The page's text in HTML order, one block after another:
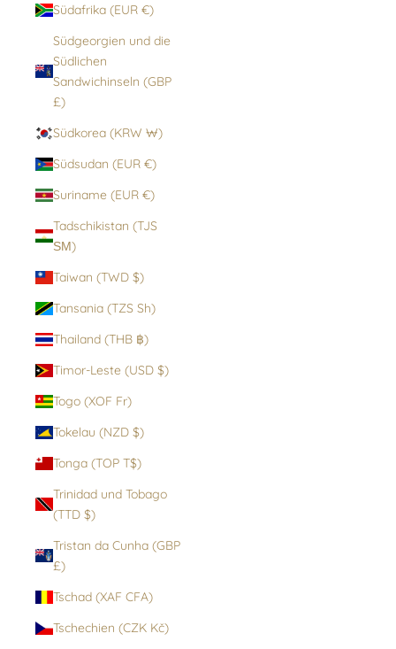
Südafrika (EUR €)
Südgeorgien und die
Südlichen
Sandwichinseln (GBP
£)
Südkorea (KRW ₩)
Südsudan (EUR €)
Suriname (EUR €)
Tadschikistan (TJS
ЅМ)
Taiwan (TWD $)
Tansania (TZS Sh)
Thailand (THB ฿)
Timor-Leste (USD $)
Togo (XOF Fr)
Tokelau (NZD $)
Tonga (TOP T$)
Trinidad und Tobago
(TTD $)
Tristan da Cunha (GBP
£)
Tschad (XAF CFA)
Tschechien (CZK Kč)